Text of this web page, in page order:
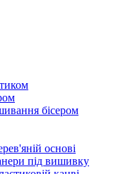
бісером
основі
під вишивку